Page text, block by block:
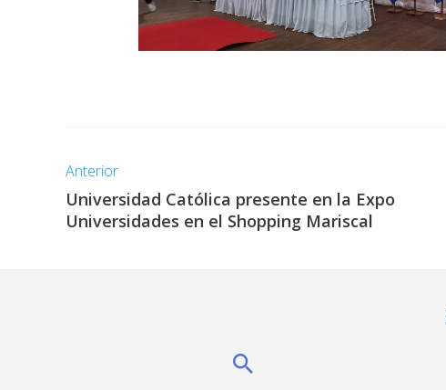
Anterior
Universidad Católica presente en la Expo
Universidades en el Shopping Mariscal